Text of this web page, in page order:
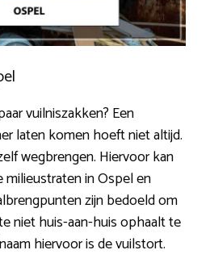
vuilniszakken? Een
laten komen hoeft niet altijd.
wegbrengen. Hiervoor kan
in Ospel en
zijn bedoeld om
niet huis-aan-huis ophaalt te
hiervoor is de vuilstort.